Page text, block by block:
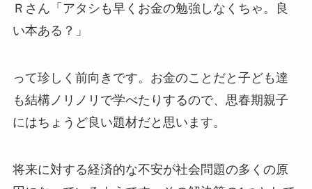
Ｒさん「アタシも早くお金の勉強しなくちゃ。良
い本ある？」
って珍しく前向きです。お金のことだと子ども達
も結構ノリノリで学べたりするので、思春期親子
にはちょうど良い題材だと思います。
将来に対する経済的な不安が社会問題の多くの原